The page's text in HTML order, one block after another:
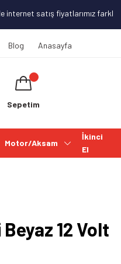
satış fiyatlarımız
Blog Anasayfa
Sepetim
Motor/Aksam
İkinci
El
12 Volt